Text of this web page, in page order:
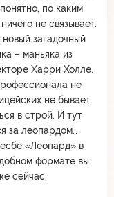
по каким
не связывает.
загадочный
– маньяка из
Харри Холле.
не
не бывает,
в строй. И тут
за леопардом…
«Леопард» в
формате вы
сейчас.